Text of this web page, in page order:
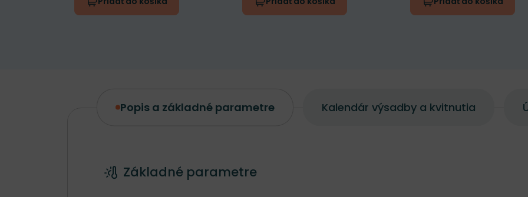
Popis a základné parametre Kalendár výsadby a kvitnutia
Popis a základné parametre
Základné parametre